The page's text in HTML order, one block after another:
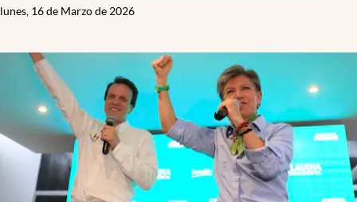
lunes, 16 de Marzo de 2026